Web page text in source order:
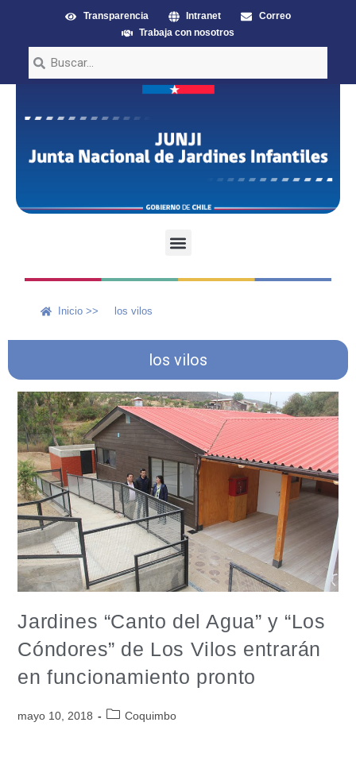
Transparencia Intranet
Correo
Trabaja con nosotros
Inicio >> los vilos
los vilos
Jardines “Canto del Agua” y “Los
Cóndores” de Los Vilos entrarán
en funcionamiento pronto
mayo 10, 2018 Coquimbo